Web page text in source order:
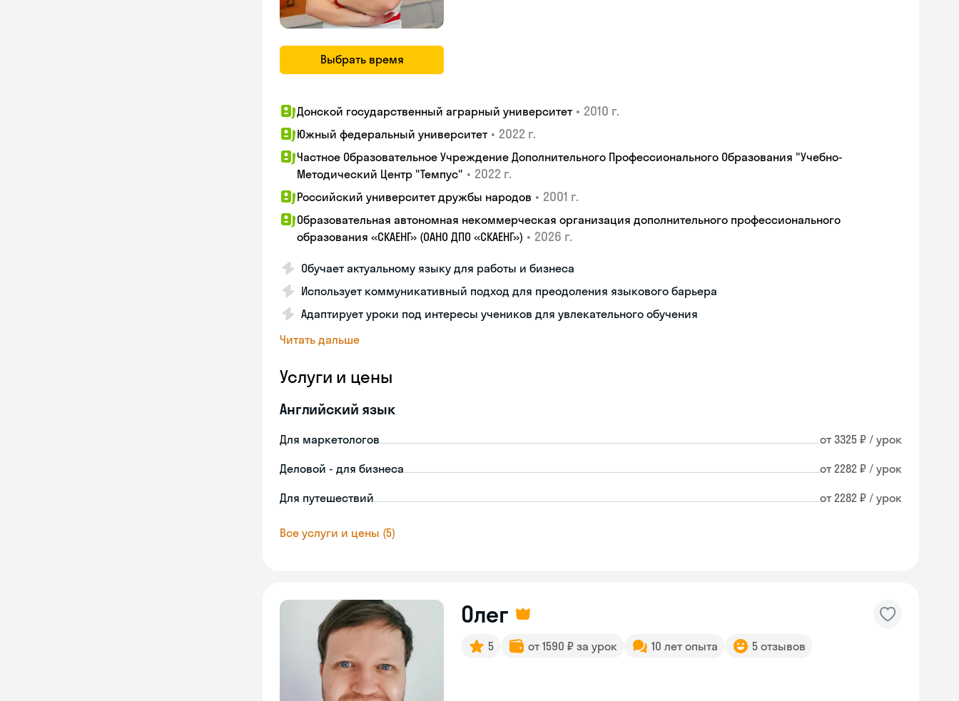
Выбрать время
Донской государственный аграрный университет • 2010 г.
Южный федеральный университет • 2022 г.
Частное Образовательное Учреждение Дополнительного Профессионального Образования "Учебно-
Методический Центр "Темпус" • 2022 г.
Российский университет дружбы народов • 2001 г.
Образовательная автономная некоммерческая организация дополнительного профессионального
образования «СКАЕНГ» (ОАНО ДПО «СКАЕНГ») • 2026 г.
Обучает актуальному языку для работы и бизнеса
Использует коммуникативный подход для преодоления языкового барьера
Адаптирует уроки под интересы учеников для увлекательного обучения
Читать дальше
Услуги и цены
Английский язык
Для маркетологов от 3325 ₽ / урок
Деловой - для бизнеса от 2282 ₽ / урок
Для путешествий от 2282 ₽ / урок
Все услуги и цены (5)
Олег
5 от 1590 ₽ за урок 10 лет опыта 5 отзывов